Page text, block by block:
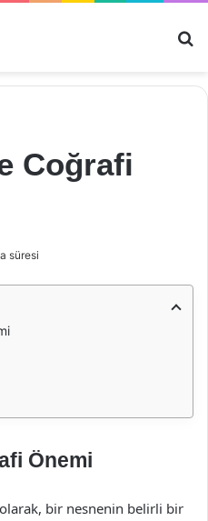
Coğrafi
süresi
Önemi
bir nesnenin belirli bir